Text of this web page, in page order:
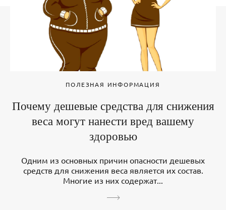
ПОЛЕЗНАЯ ИНФОРМАЦИЯ
Почему дешевые средства для снижения
веса могут нанести вред вашему
здоровью
Одним из основных причин опасности дешевых
средств для снижения веса является их состав.
Многие из них содержат...